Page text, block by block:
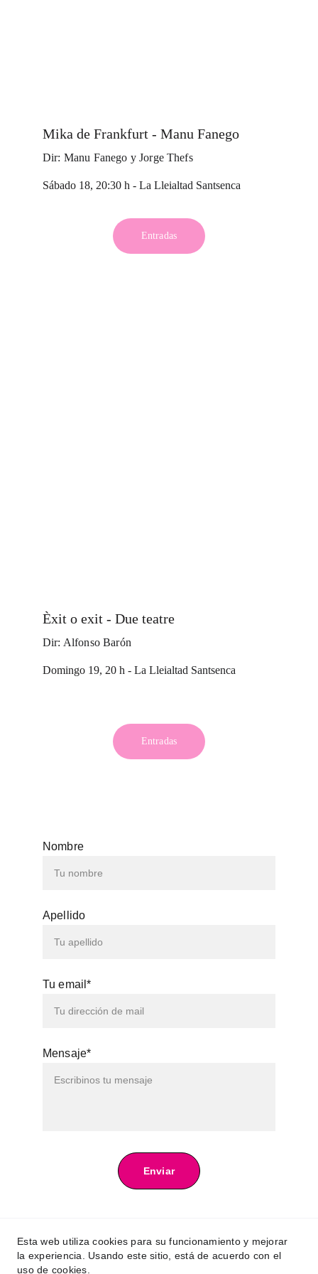
Mika de Frankfurt - Manu Fanego
Dir: Manu Fanego y Jorge Thefs
Sábado 18, 20:30 h - La Lleialtad Santsenca
Entradas
Entradas
Èxit o exit - Due teatre
Dir: Alfonso Barón
Domingo 19, 20 h - La Lleialtad Santsenca
@encuentroteatroargbcn
Nombre
Apellido
Tu email*
Mensaje*
Enviar
Esta web utiliza cookies para su funcionamiento y mejorar
la experiencia. Usando este sitio, está de acuerdo con el
uso de cookies.